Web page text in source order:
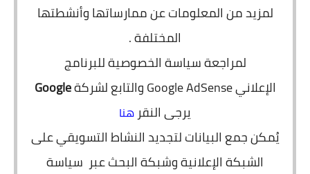
لمزيد من المعلومات عن ممارساتها وأنشطتها
المختلفة .
لمراجعة سياسة الخصوصية للبرنامج
الإعلاني Google AdSense والتابع لشركة
Google
يرجى النقر هنا
يُمكن جمع البيانات لتجديد النشاط التسويقي على
الشبكة الإعلانية وشبكة البحث عبر سياسة